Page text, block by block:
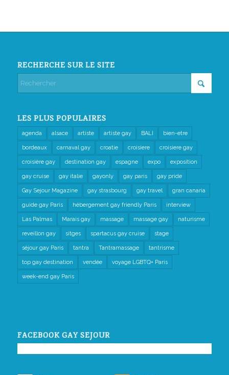
RECHERCHE SUR LE SITE
LES PLUS POPULAIRES
agenda alsace artiste artiste gay BALI bien-etre
bordeaux carnaval gay croatie croisiere croisiere gay
croisière gay destination gay espagne expo exposition
gay cruise gay italie gayonly gay paris gay pride
Gay Sejour Magazine gay strasbourg gay travel gran canaria
guide gay Paris hébergement gay friendly Paris interview
Las Palmas Marais gay massage massage gay naturisme
reveillon gay sitges spartacus gay cruise stage
séjour gay Paris tantra Tantramassage tantrisme
top gay destination vendée voyage LGBTQ+ Paris
week-end gay Paris
FACEBOOK GAY SEJOUR